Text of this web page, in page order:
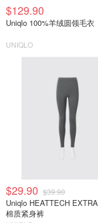
$129.90
Uniqlo 100%羊绒圆领毛衣
UNIQLO
$29.90 $39.90
Uniqlo HEATTECH
棉质紧身裤